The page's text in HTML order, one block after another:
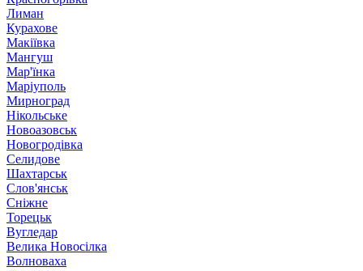
Лиман
Курахове
Макіївка
Мангуш
Мар'їнка
Маріуполь
Мирноград
Нікольське
Новоазовськ
Новогродівка
Селидове
Шахтарськ
Слов'янськ
Сніжне
Торецьк
Вугледар
Велика Новосілка
Волноваха